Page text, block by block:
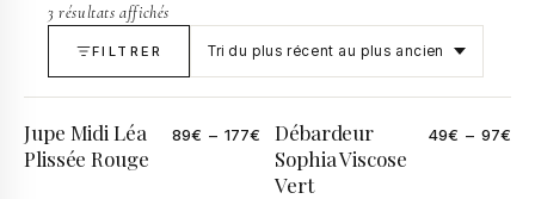
3 résultats affichés
FILTRER
Jupe Midi Léa
Plissée Rouge
89€ – 177€
Débardeur
Sophia Viscose
Vert
49€ – 97€